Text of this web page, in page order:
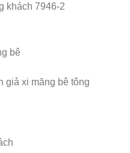
khách 7946-2
giả xi măng bê tông